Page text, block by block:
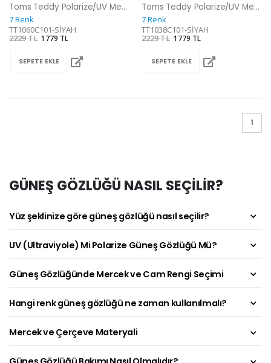
Toms Teddy Polarize/UV Metal Güneş Gözlüğü
7 Renk
TT1060C101-SİYAH
2229 TL 1779 TL
SEPETE EKLE
Toms Teddy Polarize/UV Metal Güneş Gözlüğü
7 Renk
TT1038C101-SİYAH
2229 TL 1779 TL
SEPETE EKLE
1
GÜNEŞ GÖZLÜĞÜ NASIL SEÇİLİR?
Yüz şeklinize göre güneş gözlüğü nasıl seçilir?
UV (Ultraviyole) Mi Polarize Güneş Gözlüğü Mü?
Güneş Gözlüğünde Mercek ve Cam Rengi Seçimi
Hangi renk güneş gözlüğü ne zaman kullanılmalı?
Mercek ve Çerçeve Materyali